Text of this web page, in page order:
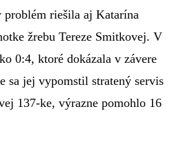
problém riešila aj Katarína
žrebu Tereze Smitkovej. V
0:4, ktoré dokázala v závere
sa jej vypomstil stratený servis
137-ke, výrazne pomohlo 16